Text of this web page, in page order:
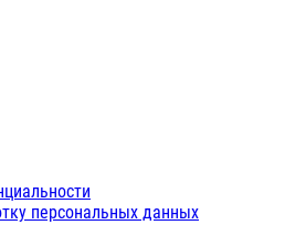
персональных данных